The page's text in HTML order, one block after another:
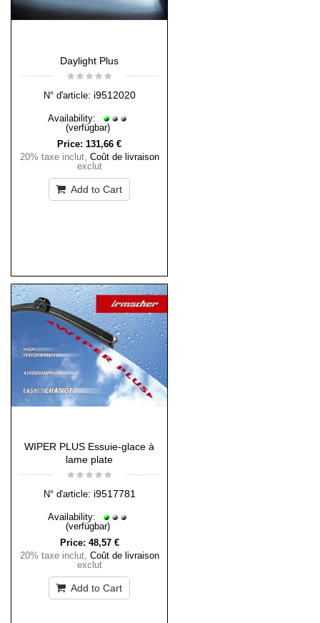
Daylight Plus
N° d'article: i9512020
Availability:
(verfügbar)
Price: 131,66 €
20% taxe inclut, Coût de livraison
exclut
Add to Cart
WIPER PLUS Essuie-glace à
lame plate
N° d'article: i9517781
Availability:
(verfügbar)
Price: 48,57 €
20% taxe inclut, Coût de livraison
exclut
Add to Cart